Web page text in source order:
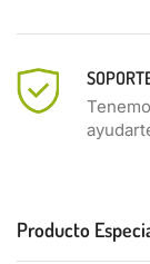
Producto